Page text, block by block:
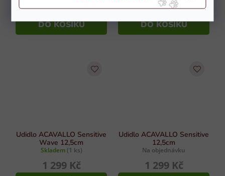
739 Kč
DO KOŠÍKU
919 Kč
DO KOŠÍKU
Udidlo ACAVALLO Sensitive
Wave 12,5cm
Skladem (1 ks)
1 299 Kč
Udidlo ACAVALLO Sensitive
12,5cm
Na objednávku
1 299 Kč